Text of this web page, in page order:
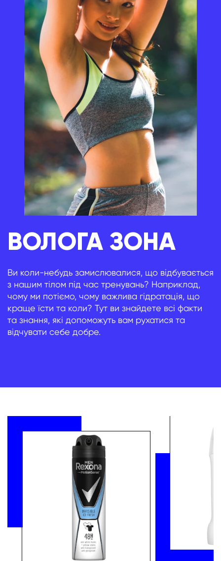
ВОЛОГА ЗОНА
Ви коли-небудь замислювалися, що відбувається
з нашим тілом під час тренувань? Наприклад,
чому ми потіємо, чому важлива гідратація, що
краще їсти та коли? Тут ви знайдете всі факти
та знання, які допоможуть вам рухатися та
відчувати себе добре.